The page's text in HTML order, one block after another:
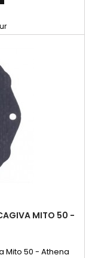
MITO 50 -
Mito 50 - Athena